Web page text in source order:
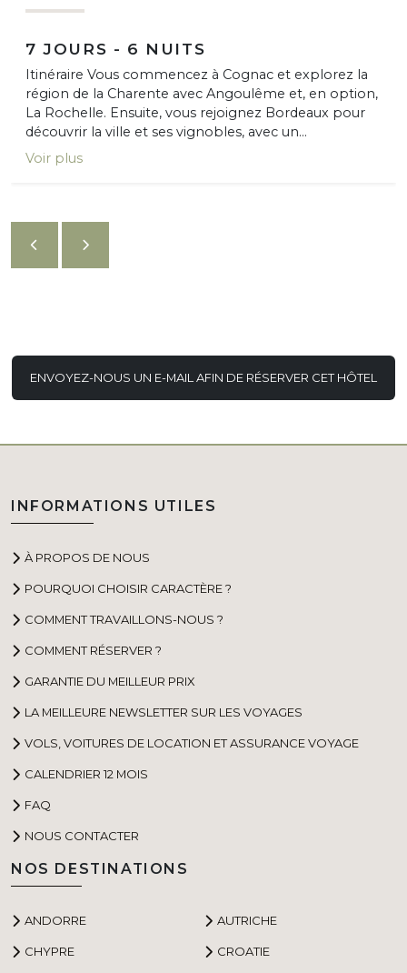
7 JOURS - 6 NUITS
Itinéraire Vous commencez à Cognac et explorez la
région de la Charente avec Angoulême et, en option,
La Rochelle. Ensuite, vous rejoignez Bordeaux pour
découvrir la ville et ses vignobles, avec un...
Voir plus
ENVOYEZ-NOUS UN E-MAIL AFIN DE RÉSERVER CET HÔTEL
INFORMATIONS UTILES
À PROPOS DE NOUS
POURQUOI CHOISIR CARACTÈRE ?
COMMENT TRAVAILLONS-NOUS ?
COMMENT RÉSERVER ?
GARANTIE DU MEILLEUR PRIX
LA MEILLEURE NEWSLETTER SUR LES VOYAGES
VOLS, VOITURES DE LOCATION ET ASSURANCE VOYAGE
CALENDRIER 12 MOIS
FAQ
NOUS CONTACTER
NOS DESTINATIONS
ANDORRE AUTRICHE
CHYPRE CROATIE